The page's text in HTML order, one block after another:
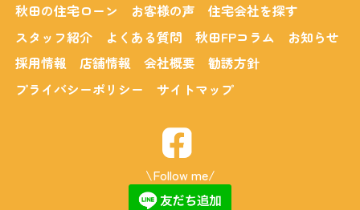
秋田の住宅ローン
お客様の声
住宅会社を探す
スタッフ紹介
よくある質問 秋田FPコラム
お知らせ
採用情報
店舗情報 会社概要
勧誘方針
プライバシーポリシー
サイトマップ
\Follow me/